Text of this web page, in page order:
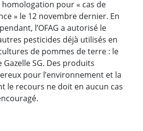
pour « cas de
» le 12 novembre dernier. En
l’OFAG a autorisé le
pesticides déjà utilisés en
de pommes de terre : le
Gazelle SG. Des produits
pour l’environnement et la
le recours ne doit en aucun cas